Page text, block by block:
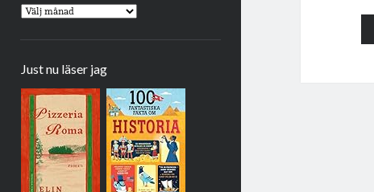
Arkiv
Just nu läser jag